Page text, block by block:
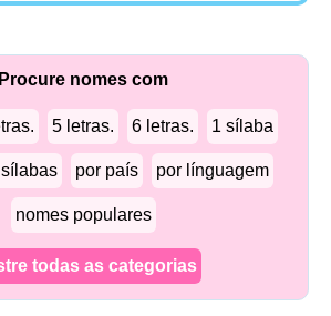
Procure nomes com
5 letras. 6 letras. 1 sílaba
por país por línguagem
nomes populares
todas as categorias